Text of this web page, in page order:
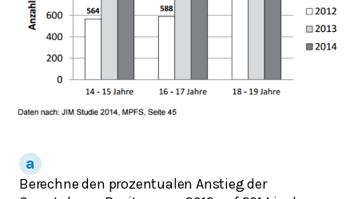
Berechne den prozentualen Anstieg der